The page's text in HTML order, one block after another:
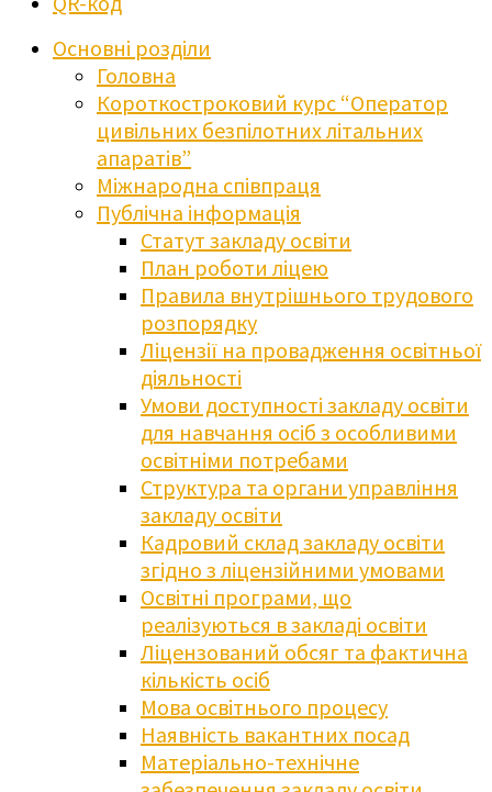
Основні розділи
Головна
Короткостроковий курс “Оператор
цивільних безпілотних літальних
апаратів”
Міжнародна співпраця
Публічна інформація
Статут закладу освіти
План роботи ліцею
Правила внутрішнього трудового
розпорядку
Ліцензії на провадження освітньої
діяльності
Умови доступності закладу освіти
для навчання осіб з особливими
освітніми потребами
Структура та органи управління
закладу освіти
Кадровий склад закладу освіти
згідно з ліцензійними умовами
Освітні програми, що
реалізуються в закладі освіти
Ліцензований обсяг та фактична
кількість осіб
Мова освітнього процесу
Наявність вакантних посад
Матеріально-технічне